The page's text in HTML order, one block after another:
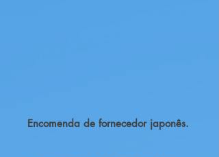
Encomenda de fornecedor japonês.